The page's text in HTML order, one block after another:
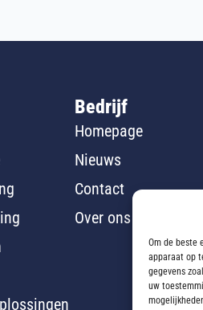
Om de beste
apparaat op
gegevens
uw
Bedrijf
Homepage
Nieuws
Contact
Over ons